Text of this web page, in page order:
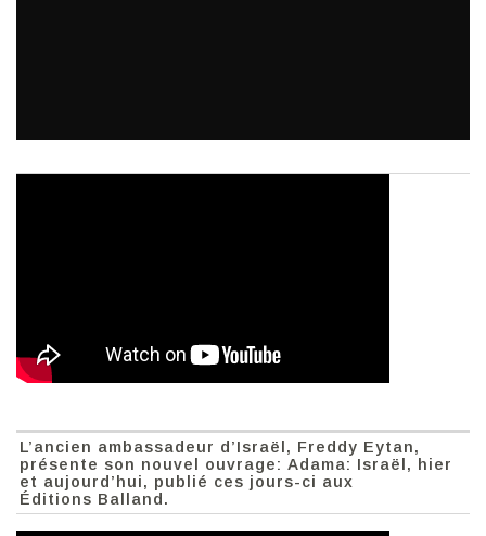
L’ancien ambassadeur d’Israël, Freddy Eytan,
présente son nouvel ouvrage: Adama: Israël, hier
et aujourd’hui, publié ces jours-ci aux
Éditions Balland.